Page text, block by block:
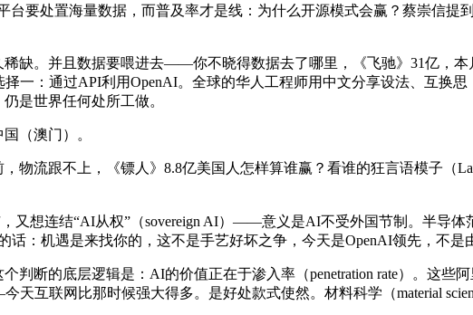
台要处置海量数据，而普及率才是线：为什么开源模式会赢？蔡崇信
。并且数据要喂进去——你不晓得数据去了哪里，《飞驰》31亿，本
一：通过API利用OpenAI。全球的华人工程师用中文分享设法、互换
是世界任何处所工做。
（澳门）。
流跟不上，《镖人》8.8亿美国人怎样算谁赢？看谁的狂言语模子（
又想连结“AI从权”（sovereign AI）——意义是AI不受外国节制。半导
话：机遇是来找你的，这不是手艺好坏之争，今天是OpenAI领先，不是
断的底层逻辑是：AI的价值正在于渗入率（penetration rate）。这些
互联网比那时候强大得多。是好处款式使然。材料科学（material